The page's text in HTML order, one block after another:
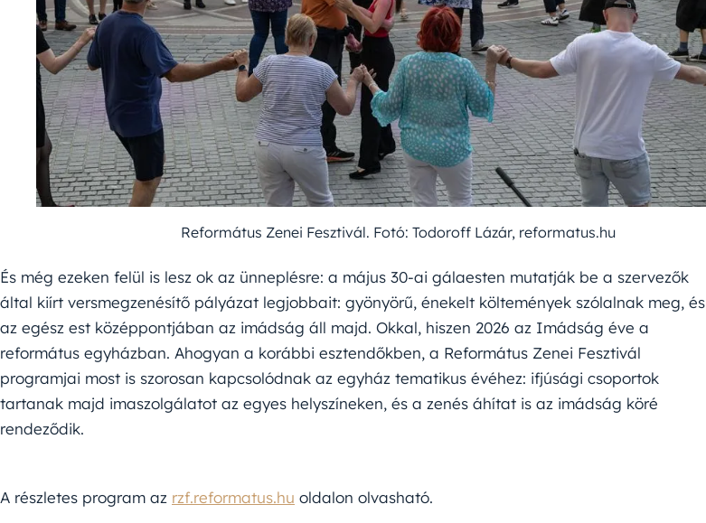
Református Zenei Fesztivál. Fotó: Todoroff Lázár, reformatus.hu
És még ezeken felül is lesz ok az ünneplésre: a május 30-ai gálaesten mutatják be a szervezők
által kiírt versmegzenésítő pályázat legjobbait: gyönyörű, énekelt költemények szólalnak meg, és
az egész est középpontjában az imádság áll majd. Okkal, hiszen 2026 az Imádság éve a
református egyházban. Ahogyan a korábbi esztendőkben, a Református Zenei Fesztivál
programjai most is szorosan kapcsolódnak az egyház tematikus évéhez: ifjúsági csoportok
tartanak majd imaszolgálatot az egyes helyszíneken, és a zenés áhítat is az imádság köré
rendeződik.
A részletes program az rzf.reformatus.hu oldalon olvasható.